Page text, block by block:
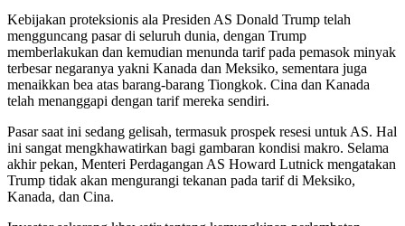
Kebijakan proteksionis ala Presiden AS Donald Trump telah
mengguncang pasar di seluruh dunia, dengan Trump
memberlakukan dan kemudian menunda tarif pada pemasok minyak
terbesar negaranya yakni Kanada dan Meksiko, sementara juga
menaikkan bea atas barang-barang Tiongkok. Cina dan Kanada
telah menanggapi dengan tarif mereka sendiri.
Pasar saat ini sedang gelisah, termasuk prospek resesi untuk AS. Hal
ini sangat mengkhawatirkan bagi gambaran kondisi makro. Selama
akhir pekan, Menteri Perdagangan AS Howard Lutnick mengatakan
Trump tidak akan mengurangi tekanan pada tarif di Meksiko,
Kanada, dan Cina.